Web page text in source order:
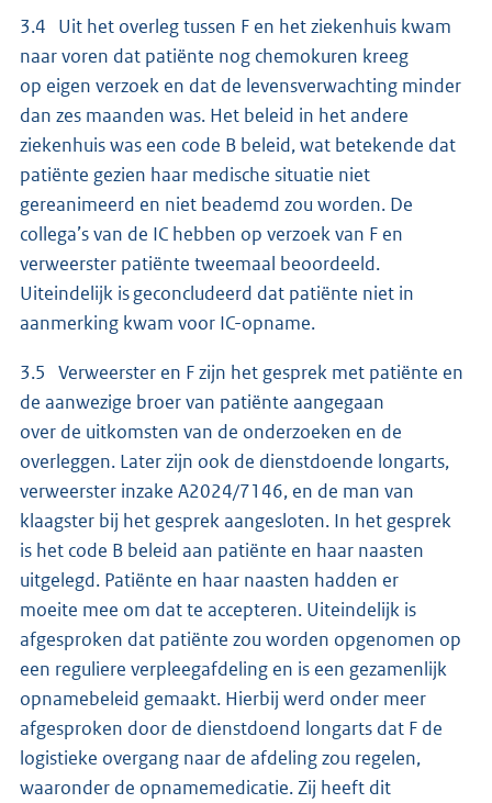
3.4 Uit het overleg tussen F en het ziekenhuis kwam
naar voren dat patiënte nog chemokuren kreeg
op eigen verzoek en dat de levensverwachting minder
dan zes maanden was. Het beleid in het andere
ziekenhuis was een code B beleid, wat betekende dat
patiënte gezien haar medische situatie niet
gereanimeerd en niet beademd zou worden. De
collega’s van de IC hebben op verzoek van F en
verweerster patiënte tweemaal beoordeeld.
Uiteindelijk is geconcludeerd dat patiënte niet in
aanmerking kwam voor IC-opname.
3.5 Verweerster en F zijn het gesprek met patiënte en
de aanwezige broer van patiënte aangegaan
over de uitkomsten van de onderzoeken en de
overleggen. Later zijn ook de dienstdoende longarts,
verweerster inzake A2024/7146, en de man van
klaagster bij het gesprek aangesloten. In het gesprek
is het code B beleid aan patiënte en haar naasten
uitgelegd. Patiënte en haar naasten hadden er
moeite mee om dat te accepteren. Uiteindelijk is
afgesproken dat patiënte zou worden opgenomen op
een reguliere verpleegafdeling en is een gezamenlijk
opnamebeleid gemaakt. Hierbij werd onder meer
afgesproken door de dienstdoend longarts dat F de
logistieke overgang naar de afdeling zou regelen,
waaronder de opnamemedicatie. Zij heeft dit